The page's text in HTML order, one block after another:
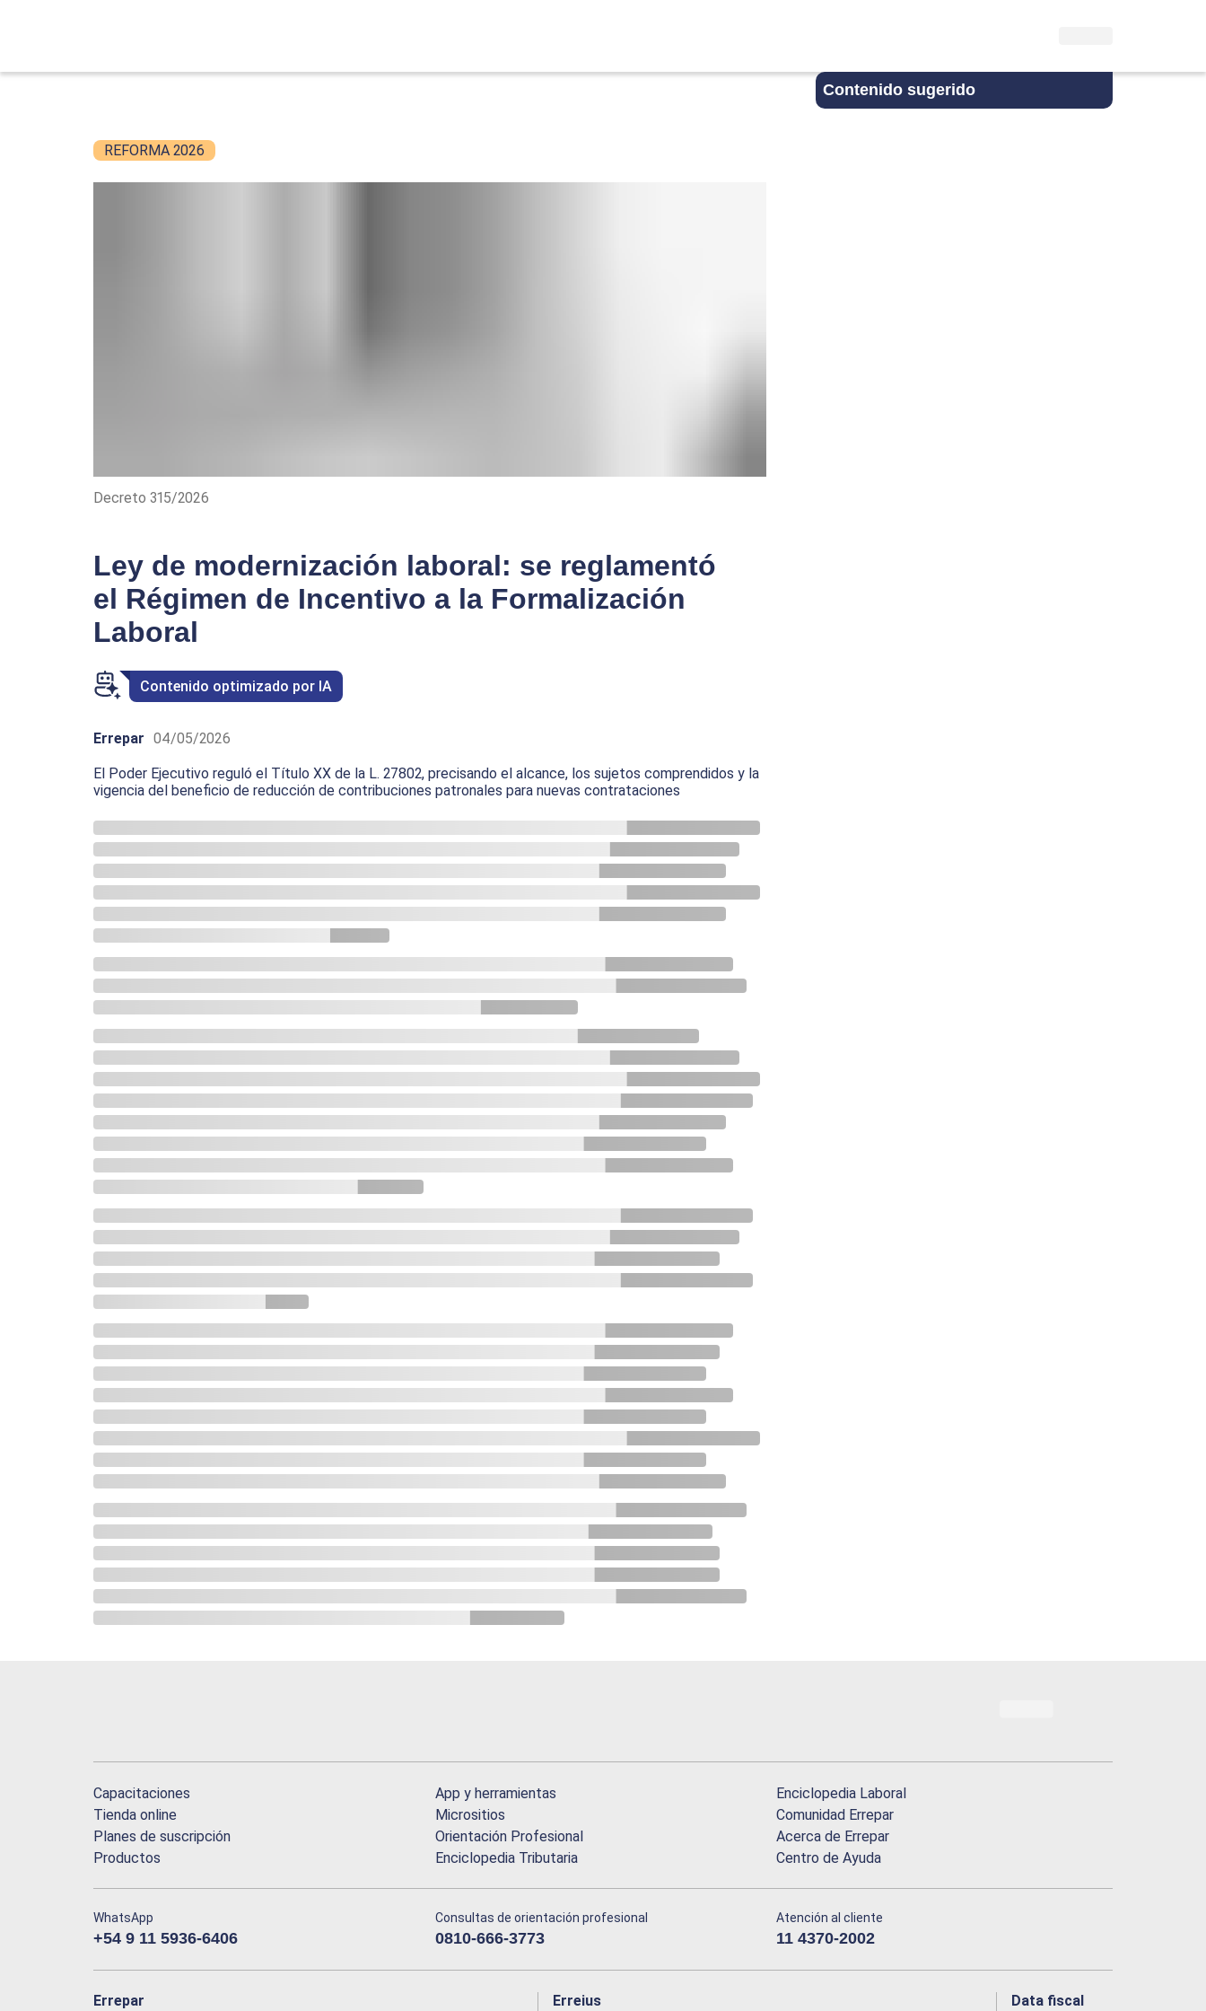
Contenido sugerido
REFORMA 2026
Decreto 315/2026
Ley de modernización laboral: se reglamentó
el Régimen de Incentivo a la Formalización
Laboral
Contenido optimizado por IA
Errepar 04/05/2026
El Poder Ejecutivo reguló el Título XX de la L. 27802, precisando el alcance, los sujetos comprendidos y la
vigencia del beneficio de reducción de contribuciones patronales para nuevas contrataciones
Capacitaciones
Tienda online
Planes de suscripción
Productos
App y herramientas
Micrositios
Orientación Profesional
Enciclopedia Tributaria
Enciclopedia Laboral
Comunidad Errepar
Acerca de Errepar
Centro de Ayuda
WhatsApp
+54 9 11 5936-6406
Consultas de orientación profesional
0810-666-3773
Atención al cliente
11 4370-2002
Errepar
Erreius
Data fiscal